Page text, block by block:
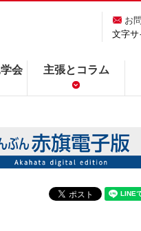
お
文字サ
会 主張とコラム